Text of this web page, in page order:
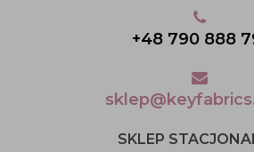
+48 790 888
SKLEP